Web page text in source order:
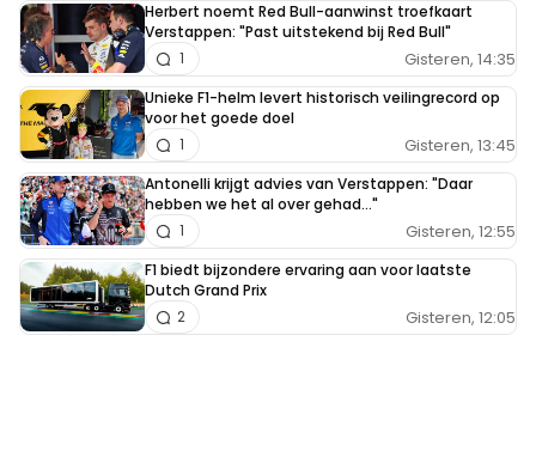
Herbert noemt Red Bull-aanwinst troefkaart
Verstappen: "Past uitstekend bij Red Bull"
Gisteren, 14:35
1
Unieke F1-helm levert historisch veilingrecord op
voor het goede doel
Gisteren, 13:45
1
Antonelli krijgt advies van Verstappen: "Daar
hebben we het al over gehad..."
Gisteren, 12:55
1
F1 biedt bijzondere ervaring aan voor laatste
Dutch Grand Prix
Gisteren, 12:05
2